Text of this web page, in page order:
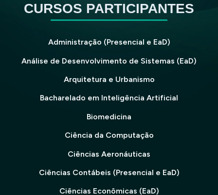
CURSOS PARTICIPANTES
Administração (Presencial e EaD)
Análise de Desenvolvimento de Sistemas (EaD)
Arquitetura e Urbanismo
Bacharelado em Inteligência Artificial
Biomedicina
Ciência da Computação
Ciências Aeronáuticas
Ciências Contábeis (Presencial e EaD)
Ciências Econômicas (EaD)